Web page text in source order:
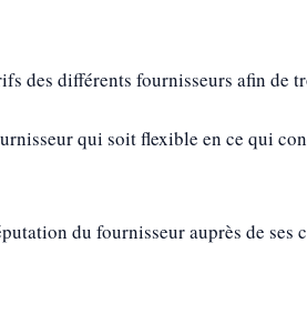
des différents fournisseurs afin
qui soit flexible en ce qui
du fournisseur auprès de ses